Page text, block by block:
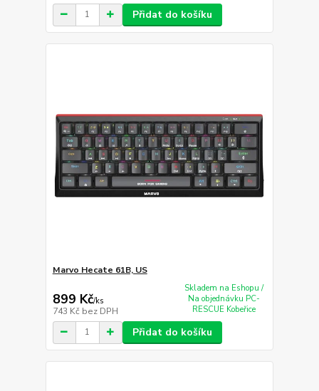
Přidat do košíku
Marvo Hecate 61B, US
899 Kč/ks
743 Kč bez DPH
Skladem na Eshopu /
Na objednávku PC-
RESCUE Kobeřice
Přidat do košíku